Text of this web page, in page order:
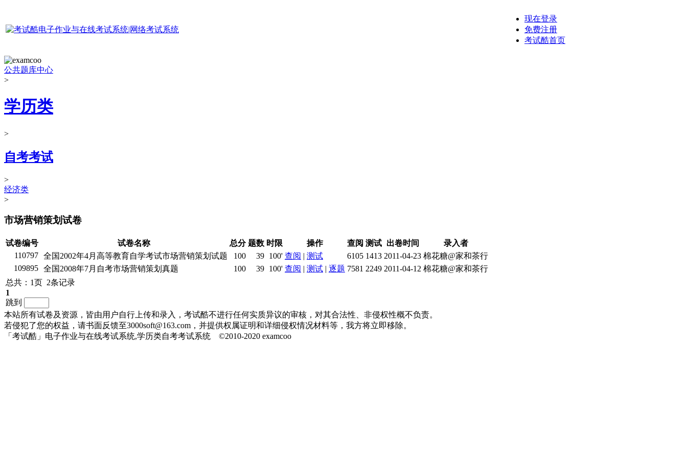
现在登录
免费注册
考试酷首页
公共题库中心
>
学历类
>
自考考试
>
经济类
>
市场营销策划试卷
试卷编号 试卷名称 总分 题数 时限 操作 查阅 测试 出卷时间
录入者
110797 全国2002年4月高等教育自学考试市场营销策划试题 100 39 100' 查阅 | 测试 6105 1413 2011-04-23 棉花糖@家和茶行
109895 全国2008年7月自考市场营销策划真题 100 39 100' 查阅 | 测试 | 逐题 7581 2249 2011-04-12 棉花糖@家和茶行
总共：1页 2条记录
1
跳到
本站所有试卷及资源，皆由用户自行上传和录入，考试酷不进行任何实质异议的审核，对其合法性、非侵权性概不负责。
若侵犯了您的权益，请书面反馈至3000soft@163.com，并提供权属证明和详细侵权情况材料等，我方将立即移除。
「考试酷」电子作业与在线考试系统,学历类自考考试系统 ©2010-2020 examcoo